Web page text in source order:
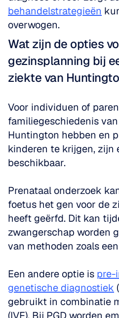
behandelstrategieën
overwogen.
Wat zijn de opties
gezinsplanning bij
ziekte van
Voor individuen of
familiegeschiedenis
Huntington hebben en
kinderen te krijgen, zijn
beschikbaar.
Prenataal onderzoek
foetus het gen voor de
heeft geërfd. Dit kan
zwangerschap worden
Een andere optie is pre-
genetische diagnostiek
gebruikt in combinatie